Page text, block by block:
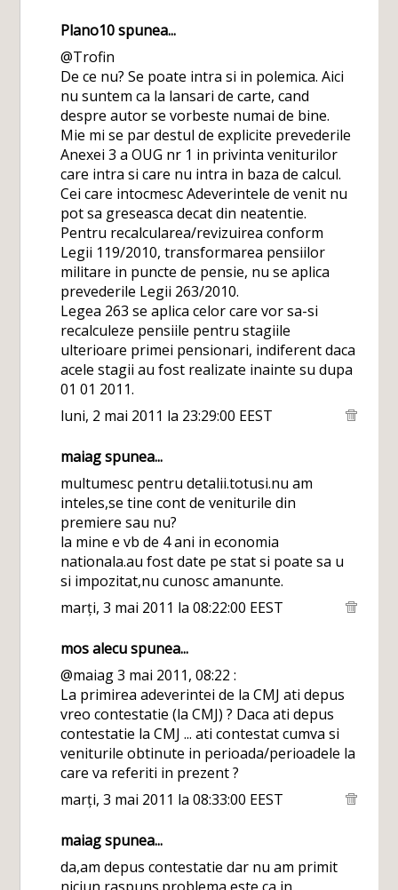
Plano10spunea...
@Trofin
De ce nu? Se poate intra si in polemica. Aici
nu suntem ca la lansari de carte, cand
despre autor se vorbeste numai de bine.
Mie mi se par destul de explicite prevederile
Anexei 3 a OUG nr 1 in privinta veniturilor
care intra si care nu intra in baza de calcul.
Cei care intocmesc Adeverintele de venit nu
pot sa greseasca decat din neatentie.
Pentru recalcularea/revizuirea conform
Legii 119/2010, transformarea pensiilor
militare in puncte de pensie, nu se aplica
prevederile Legii 263/2010.
Legea 263 se aplica celor care vor sa-si
recalculeze pensiile pentru stagiile
ulterioare primei pensionari, indiferent daca
acele stagii au fost realizate inainte su dupa
01 01 2011.
luni, 2 mai 2011 la 23:29:00 EEST
maiagspunea...
multumesc pentru detalii.totusi.nu am
inteles,se tine cont de veniturile din
premiere sau nu?
la mine e vb de 4 ani in economia
nationala.au fost date pe stat si poate sa u
si impozitat,nu cunosc amanunte.
marți, 3 mai 2011 la 08:22:00 EEST
mos alecuspunea...
@maiag 3 mai 2011, 08:22 :
La primirea adeverintei de la CMJ ati depus
vreo contestatie (la CMJ) ? Daca ati depus
contestatie la CMJ ... ati contestat cumva si
veniturile obtinute in perioada/perioadele la
care va referiti in prezent ?
marți, 3 mai 2011 la 08:33:00 EEST
maiagspunea...
da,am depus contestatie dar nu am primit